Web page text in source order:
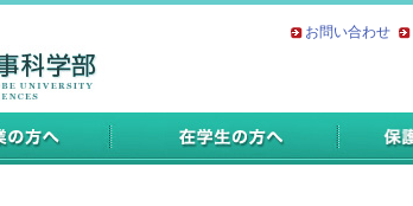
お問い合わせ